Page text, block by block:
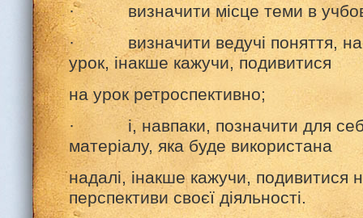
· визначити місце теми в
· визначити ведучі поняття, на
урок, інакше кажучи, подивитися
на урок ретроспективно;
· і, навпаки, позначити для
матеріалу, яка буде використана
надалі, інакше кажучи, подивитися
перспективи своєї діяльності.